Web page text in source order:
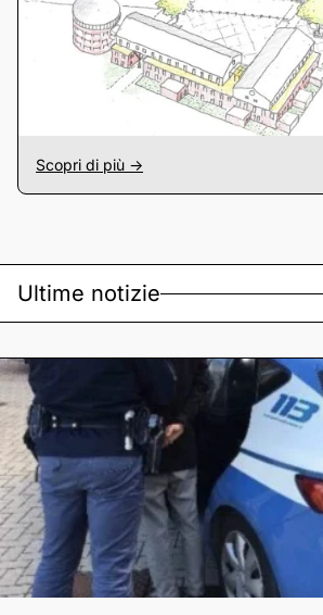
Scopri di più ->
Ultime notizie